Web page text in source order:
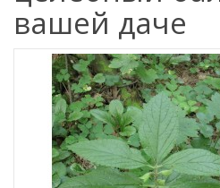
вашей даче